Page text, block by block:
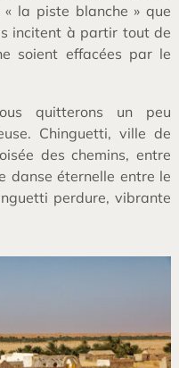
la piste blanche » que
incitent à partir tout de
soient effacées par le
quitterons un peu
Chinguetti, ville de
des chemins, entre
danse éternelle entre le
perdure, vibrante